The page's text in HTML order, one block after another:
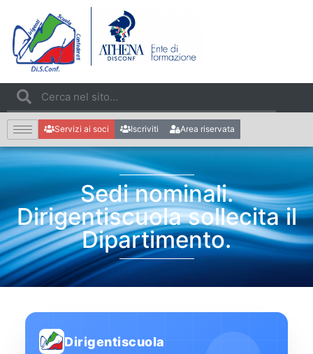
Servizi ai soci Iscriviti Area riservata
Sedi nominali.
Dirigentiscuola sollecita il
Dipartimento.
Dirigentiscuola